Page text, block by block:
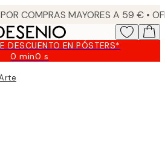
EN PÓSTERS*
0 min0 s
Válido